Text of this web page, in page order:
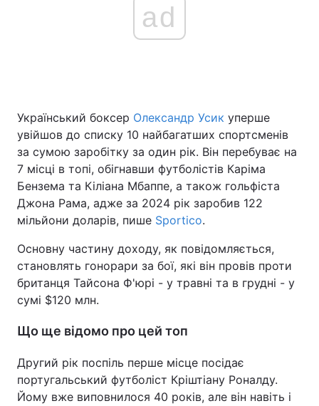
ad
Український боксер Олександр Усик уперше
увійшов до списку 10 найбагатших спортсменів
за сумою заробітку за один рік. Він перебуває на
7 місці в топі, обігнавши футболістів Каріма
Бензема та Кіліана Мбаппе, а також гольфіста
Джона Рама, адже за 2024 рік заробив 122
мільйони доларів, пише Sportico.
Основну частину доходу, як повідомляється,
становлять гонорари за бої, які він провів проти
британця Тайсона Ф'юрі - у травні та в грудні - у
сумі $120 млн.
Що ще відомо про цей топ
Другий рік поспіль перше місце посідає
португальський футболіст Кріштіану Роналду.
Йому вже виповнилося 40 років, але він навіть і